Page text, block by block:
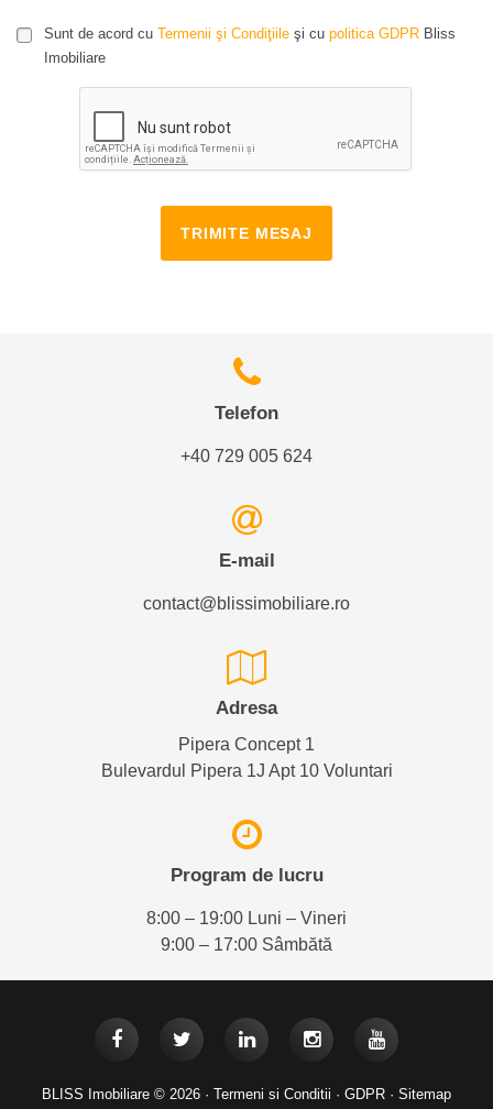
Sunt de acord cu Termenii şi Condiţiile şi cu politica GDPR Bliss
Imobiliare
TRIMITE MESAJ
Telefon
+40 729 005 624
E-mail
contact@blissimobiliare.ro
Adresa
Pipera Concept 1
Bulevardul Pipera 1J Apt 10 Voluntari
Program de lucru
8:00 – 19:00 Luni – Vineri
9:00 – 17:00 Sâmbătă
BLISS Imobiliare © 2026 · Termeni si Conditii · GDPR · Sitemap